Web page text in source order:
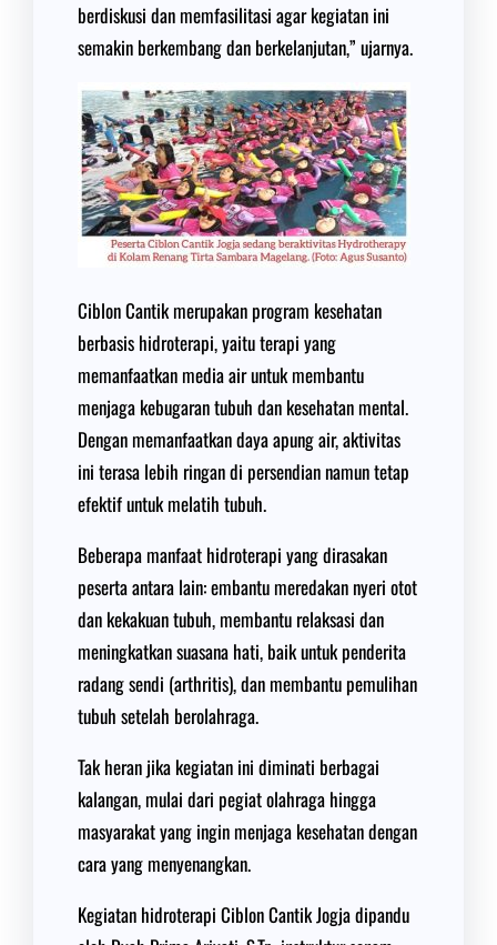
berdiskusi dan memfasilitasi agar kegiatan ini
semakin berkembang dan berkelanjutan,” ujarnya.
Ciblon Cantik merupakan program kesehatan
berbasis hidroterapi, yaitu terapi yang
memanfaatkan media air untuk membantu
menjaga kebugaran tubuh dan kesehatan mental.
Dengan memanfaatkan daya apung air, aktivitas
ini terasa lebih ringan di persendian namun tetap
efektif untuk melatih tubuh.
Beberapa manfaat hidroterapi yang dirasakan
peserta antara lain: embantu meredakan nyeri otot
dan kekakuan tubuh, membantu relaksasi dan
meningkatkan suasana hati, baik untuk penderita
radang sendi (arthritis), dan membantu pemulihan
tubuh setelah berolahraga.
Tak heran jika kegiatan ini diminati berbagai
kalangan, mulai dari pegiat olahraga hingga
masyarakat yang ingin menjaga kesehatan dengan
cara yang menyenangkan.
Kegiatan hidroterapi Ciblon Cantik Jogja dipandu